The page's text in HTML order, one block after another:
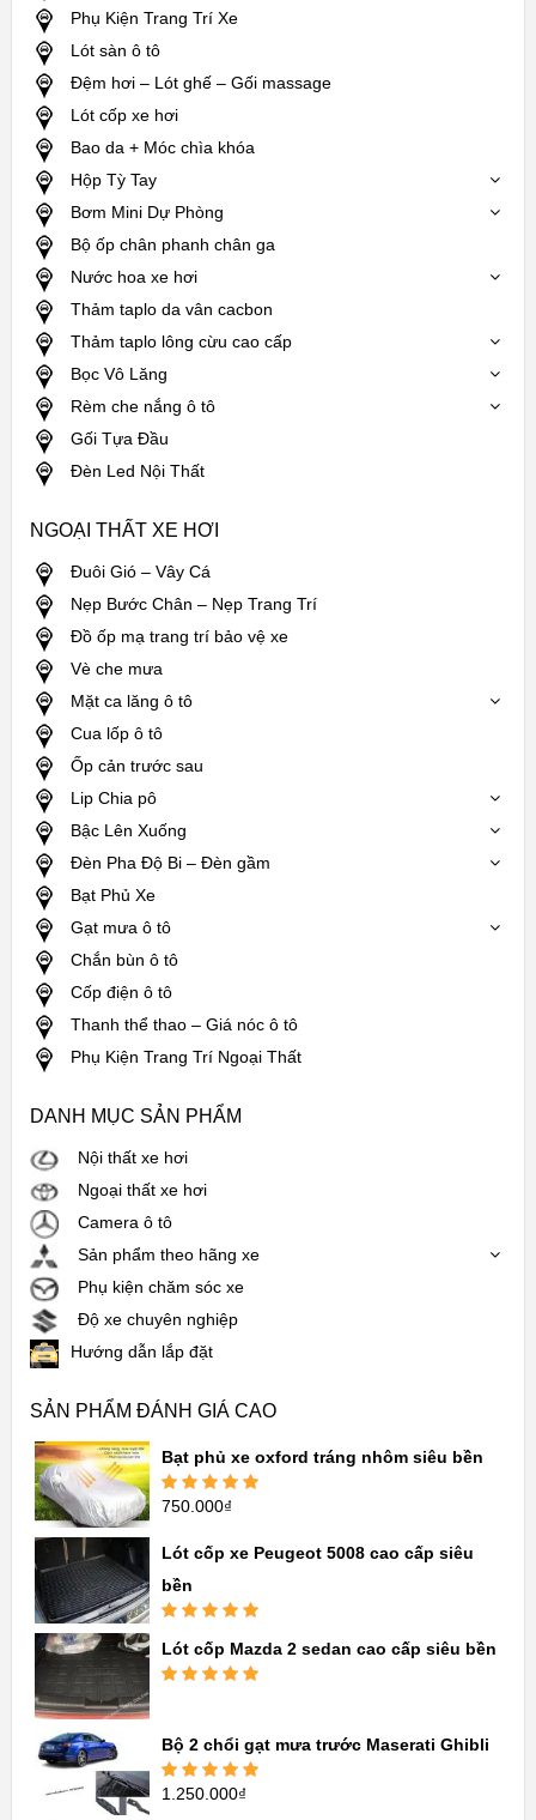
Phụ Kiện Trang Trí Xe
Lót sàn ô tô
Đệm hơi – Lót ghế – Gối massage
Lót cốp xe hơi
Bao da + Móc chìa khóa
Hộp Tỳ Tay
Bơm Mini Dự Phòng
Bộ ốp chân phanh chân ga
Nước hoa xe hơi
Thảm taplo da vân cacbon
Thảm taplo lông cừu cao cấp
Bọc Vô Lăng
Rèm che nắng ô tô
Gối Tựa Đầu
Đèn Led Nội Thất
NGOẠI THẤT XE HƠI
Đuôi Gió – Vây Cá
Nẹp Bước Chân – Nẹp Trang Trí
Đồ ốp mạ trang trí bảo vệ xe
Vè che mưa
Mặt ca lăng ô tô
Cua lốp ô tô
Ốp cản trước sau
Lip Chia pô
Bậc Lên Xuống
Đèn Pha Độ Bi – Đèn gầm
Bạt Phủ Xe
Gạt mưa ô tô
Chắn bùn ô tô
Cốp điện ô tô
Thanh thể thao – Giá nóc ô tô
Phụ Kiện Trang Trí Ngoại Thất
DANH MỤC SẢN PHẨM
Nội thất xe hơi
Ngoại thất xe hơi
Camera ô tô
Sản phẩm theo hãng xe
Phụ kiện chăm sóc xe
Độ xe chuyên nghiệp
Hướng dẫn lắp đặt
SẢN PHẨM ĐÁNH GIÁ CAO
Bạt phủ xe oxford tráng nhôm siêu bền
Được xếp
sao
750.000₫
Lót cốp xe Peugeot 5008 cao cấp siêu
bền
hạng5.005
sao
Lót cốp Mazda 2 sedan cao cấp siêu bền
sao
Bộ 2 chổi gạt mưa trước Maserati Ghibli
Được xếp
1.250.000₫